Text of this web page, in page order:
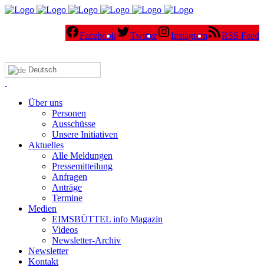
Facebook Twitter Instagram RSS Feed
Deutsch
Über uns
Personen
Ausschüsse
Unsere Initiativen
Aktuelles
Alle Meldungen
Pressemitteilung
Anfragen
Anträge
Termine
Medien
EIMSBÜTTEL info Magazin
Videos
Newsletter-Archiv
Newsletter
Kontakt